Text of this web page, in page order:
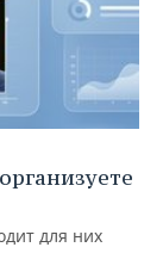
для них